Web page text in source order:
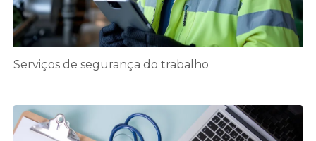
Serviços de segurança do trabalho